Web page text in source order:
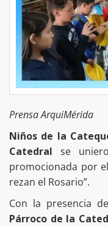
Prensa ArquiMérida
Niños de la
Catedral se
promocionada por
rezan el Rosario”.
Con la presencia
Párroco de la